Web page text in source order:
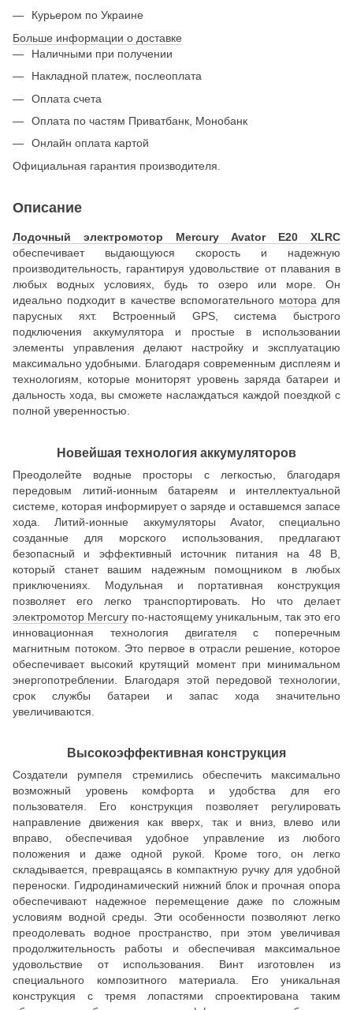
Курьером по Украине
Больше информации о доставке
Наличными при получении
Накладной платеж, послеоплата
Оплата счета
Оплата по частям Приватбанк, Монобанк
Онлайн оплата картой
Официальная гарантия производителя.
Описание
Лодочный электромотор Mercury Avator E20 XLRC
обеспечивает выдающуюся скорость и надежную
производительность, гарантируя удовольствие от плавания в
любых водных условиях, будь то озеро или море. Он
идеально подходит в качестве вспомогательного мотора для
парусных яхт. Встроенный GPS, система быстрого
подключения аккумулятора и простые в использовании
элементы управления делают настройку и эксплуатацию
максимально удобными. Благодаря современным дисплеям и
технологиям, которые мониторят уровень заряда батареи и
дальность хода, вы сможете наслаждаться каждой поездкой с
полной уверенностью.
Новейшая технология аккумуляторов
Преодолейте водные просторы с легкостью, благодаря
передовым литий-ионным батареям и интеллектуальной
системе, которая информирует о заряде и оставшемся запасе
хода. Литий-ионные аккумуляторы Avator, специально
созданные для морского использования, предлагают
безопасный и эффективный источник питания на 48 В,
который станет вашим надежным помощником в любых
приключениях. Модульная и портативная конструкция
позволяет его легко транспортировать. Но что делает
электромотор Mercury по-настоящему уникальным, так это его
инновационная технология двигателя с поперечным
магнитным потоком. Это первое в отрасли решение, которое
обеспечивает высокий крутящий момент при минимальном
энергопотреблении. Благодаря этой передовой технологии,
срок службы батареи и запас хода значительно
увеличиваются.
Высокоэффективная конструкция
Создатели румпеля стремились обеспечить максимально
возможный уровень комфорта и удобства для его
пользователя. Его конструкция позволяет регулировать
направление движения как вверх, так и вниз, влево или
вправо, обеспечивая удобное управление из любого
положения и даже одной рукой. Кроме того, он легко
складывается, превращаясь в компактную ручку для удобной
переноски. Гидродинамический нижний блок и прочная опора
обеспечивают надежное перемещение даже по сложным
условиям водной среды. Эти особенности позволяют легко
преодолевать водное пространство, при этом увеличивая
продолжительность работы и обеспечивая максимальное
удовольствие от использования. Винт изготовлен из
специального композитного материала. Его уникальная
конструкция с тремя лопастями спроектирована таким